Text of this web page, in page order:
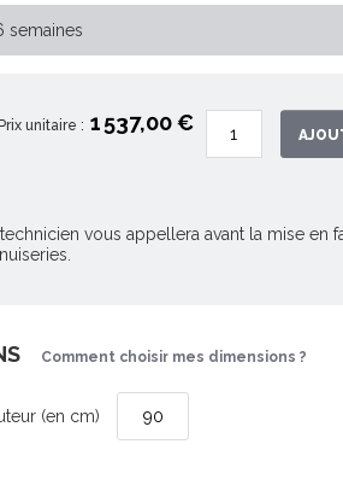
semaines
Prix unitaire : 1 537,00 €
vous appellera avant la mise en
Comment choisir mes dimensions ?
(en cm)